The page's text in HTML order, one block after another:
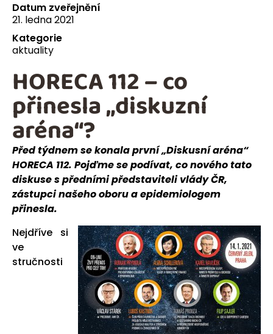
Datum zveřejnění
21. ledna 2021
Kategorie
aktuality
Před týdnem se konala první „Diskusní aréna“
HORECA 112. Pojďme se podívat, co nového tato
diskuse s předními představiteli vlády ČR,
zástupci našeho oboru a epidemiologem
přinesla.
Nejdříve si
ve
stručnosti
HORECA 112 – co
přinesla „diskuzní
aréna“?